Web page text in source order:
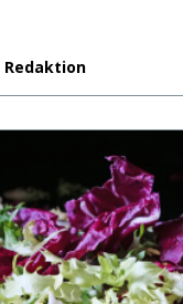
Redaktion